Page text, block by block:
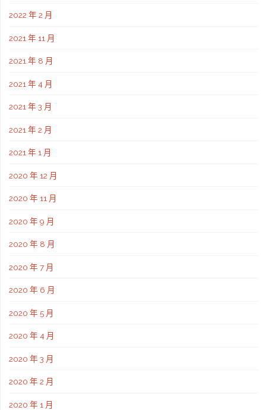
2022 年 2 月
2021 年 11 月
2021 年 8 月
2021 年 4 月
2021 年 3 月
2021 年 2 月
2021 年 1 月
2020 年 12 月
2020 年 11 月
2020 年 9 月
2020 年 8 月
2020 年 7 月
2020 年 6 月
2020 年 5 月
2020 年 4 月
2020 年 3 月
2020 年 2 月
2020 年 1 月